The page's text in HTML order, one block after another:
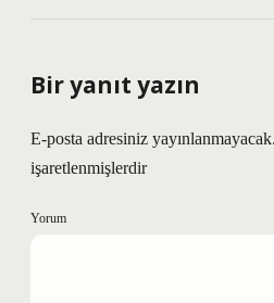
Bir yanıt yazın
E-posta adresiniz yayınlanmayacak.
işaretlenmişlerdir
Yorum